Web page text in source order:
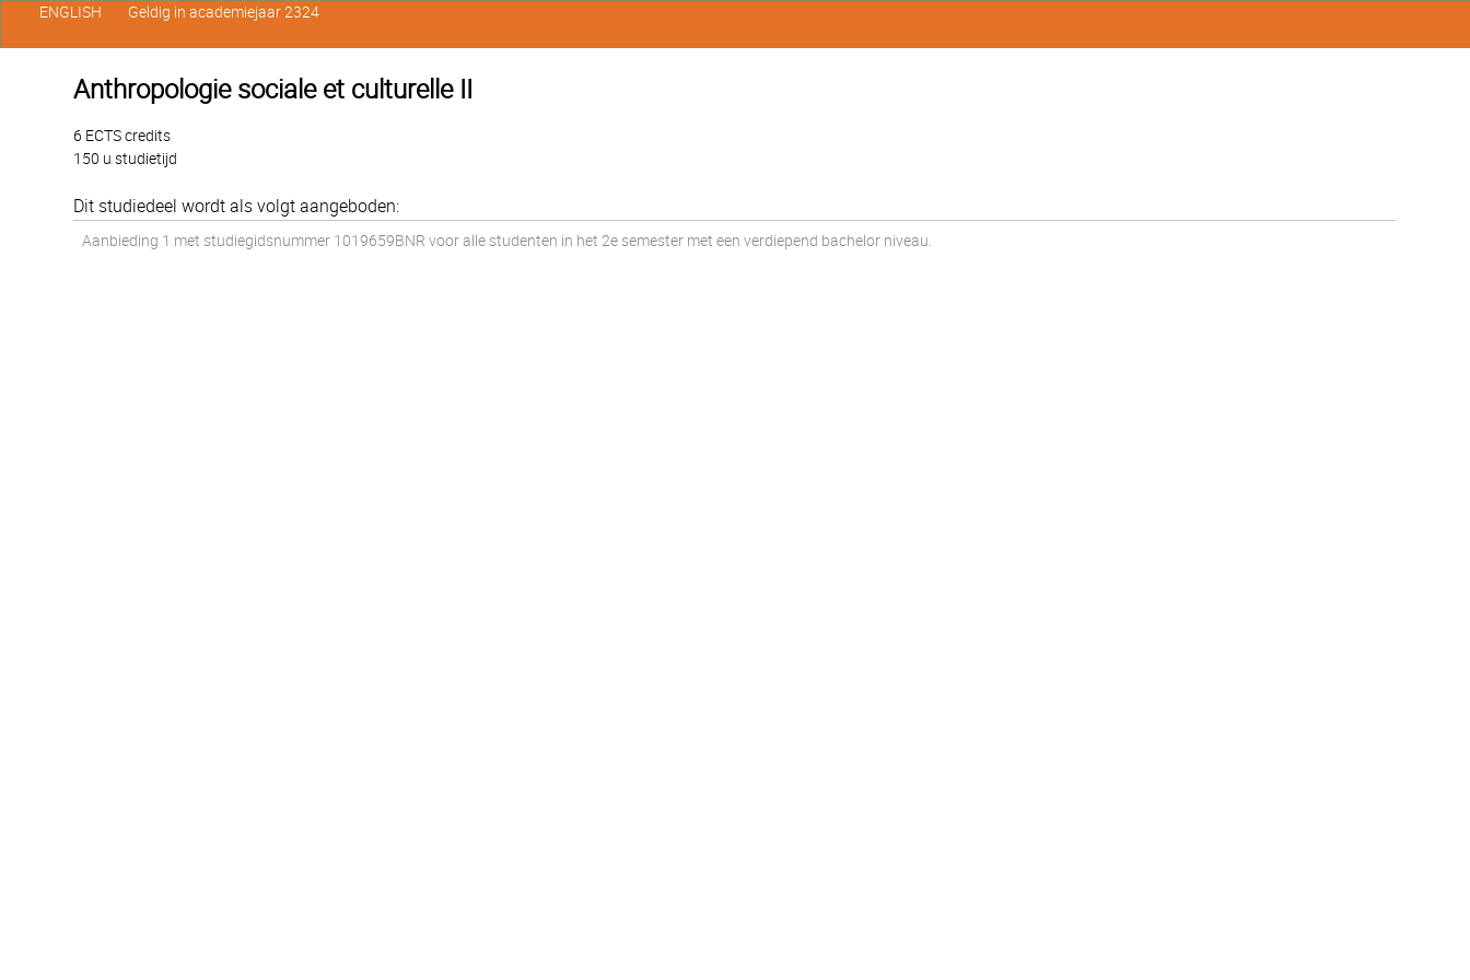
Anthropologie sociale et culturelle II
6 ECTS credits
150 u studietijd
Dit studiedeel wordt als volgt aangeboden:
Aanbieding 1 met studiegidsnummer 1019659BNR voor alle studenten in het 2e semester met een verdiepend bachelor niveau.
ENGLISH Geldig in academiejaar 2324